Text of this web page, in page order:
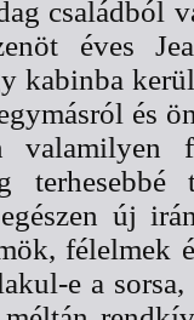
családból
éves
kabinba
és
új
félelmek
e a